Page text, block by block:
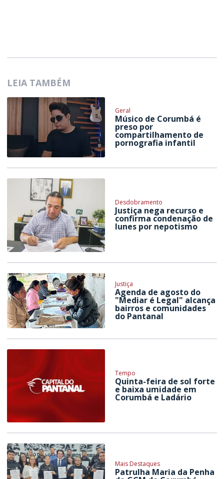
LEIA TAMBÉM
Geral
Músico de Corumbá é
preso por
compartilhamento de
pornografia infantil
Desdobramento
Justiça nega recurso e
confirma condenação de
Iunes por nepotismo
Justiça
Agenda de agosto do
"Mediar é Legal" alcança
bairros e comunidades
do Pantanal
Tempo
Quinta-feira de sol forte
e baixa umidade em
Corumbá e Ladário
Mais Destaques
Patrulha Maria da Penha